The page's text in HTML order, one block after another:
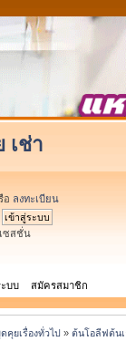
เช่า
อ ลงทะเบียน
ซสชั่น
ะบบ สมัครสมาชิก
คุยเรื่องทั่วไป »ต้นโอลีฟต้น